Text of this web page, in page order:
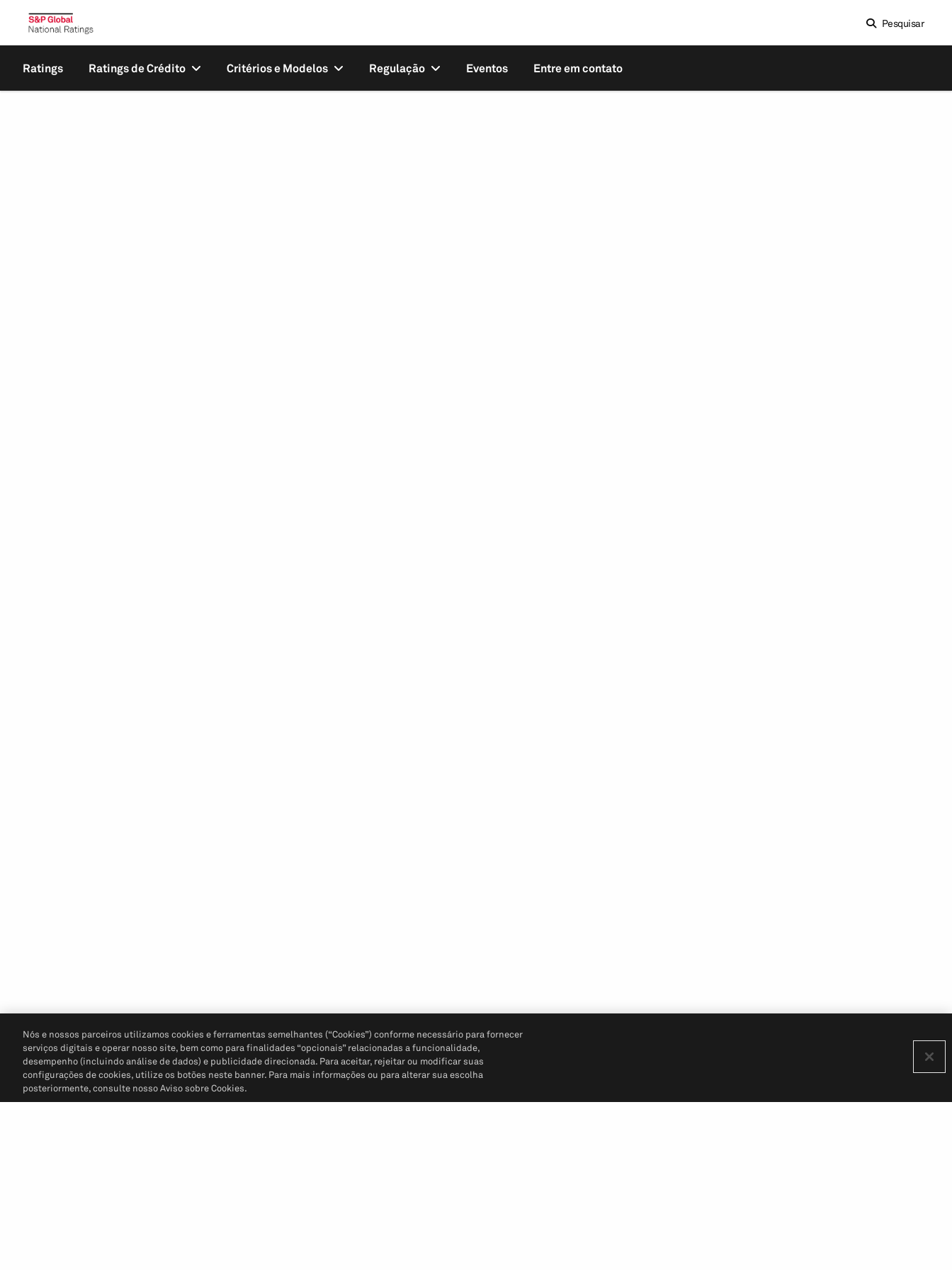
Pesquisar
Ratings Ratings de Crédito Critérios e Modelos Regulação Eventos Entre em contato
Nós e nossos parceiros utilizamos cookies e ferramentas semelhantes (“Cookies”) conforme necessário para fornecer
serviços digitais e operar nosso site, bem como para finalidades “opcionais” relacionadas a funcionalidade,
desempenho (incluindo análise de dados) e publicidade direcionada. Para aceitar, rejeitar ou modificar suas
configurações de cookies, utilize os botões neste banner. Para mais informações ou para alterar sua escolha
posteriormente, consulte nosso Aviso sobre Cookies.